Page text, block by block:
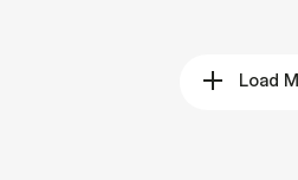
Load